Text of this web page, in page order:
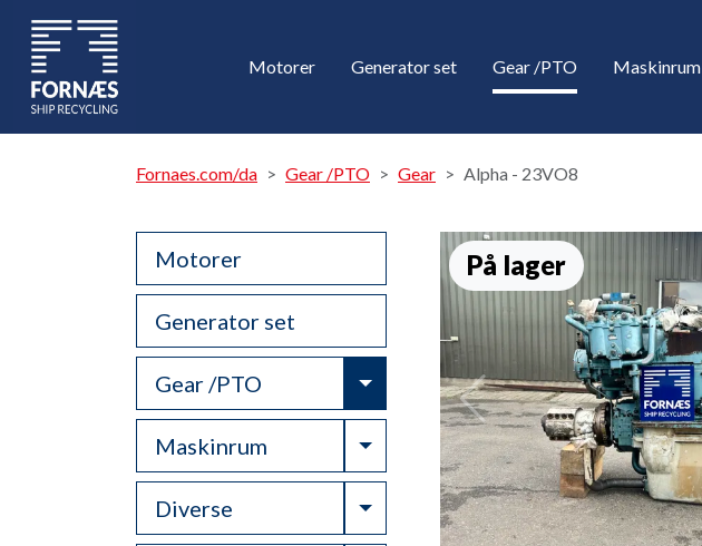
Motorer Generator set Gear /PTO Maskinrum
Fornaes.com/da Gear /PTO Gear Alpha - 23VO8
Motorer
Generator set
Gear /PTO Toggle Dropdown
Maskinrum Toggle Dropdown
Diverse Toggle Dropdown
På lager